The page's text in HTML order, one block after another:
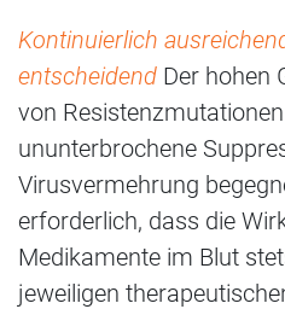
Kontinuierlich
entscheidend Der hohen
von
ununterbrochene
Virusvermehrung
erforderlich, dass die
Medikamente im Blut
jeweiligen